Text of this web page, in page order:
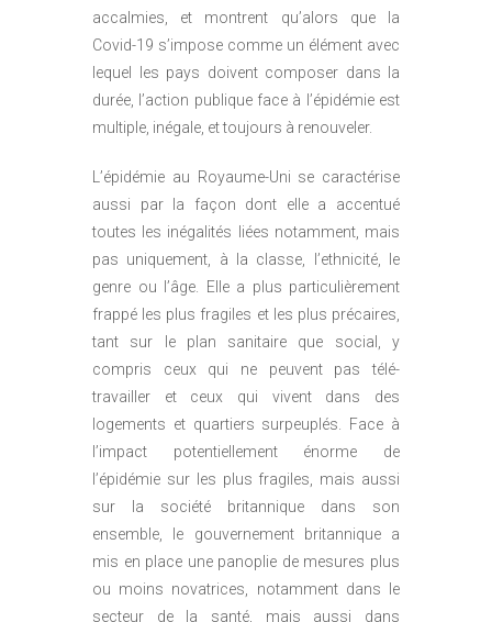
accalmies, et montrent qu’alors que la
Covid-19 s’impose comme un élément avec
lequel les pays doivent composer dans la
durée, l’action publique face à l’épidémie est
multiple, inégale, et toujours à renouveler.
L’épidémie au Royaume-Uni se caractérise
aussi par la façon dont elle a accentué
toutes les inégalités liées notamment, mais
pas uniquement, à la classe, l’ethnicité, le
genre ou l’âge. Elle a plus particulièrement
frappé les plus fragiles et les plus précaires,
tant sur le plan sanitaire que social, y
compris ceux qui ne peuvent pas télé-
travailler et ceux qui vivent dans des
logements et quartiers surpeuplés. Face à
l’impact potentiellement énorme de
l’épidémie sur les plus fragiles, mais aussi
sur la société britannique dans son
ensemble, le gouvernement britannique a
mis en place une panoplie de mesures plus
ou moins novatrices, notamment dans le
secteur de la santé, mais aussi dans